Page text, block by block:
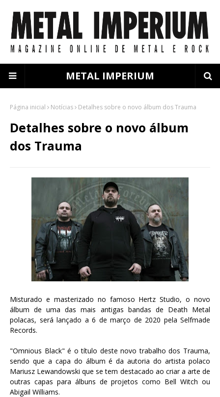
METAL IMPERIUM
Página inicial Notícias Detalhes sobre o novo álbum dos Trauma
Detalhes sobre o novo álbum
dos Trauma
Misturado e masterizado no famoso Hertz Studio, o novo
álbum de uma das mais antigas bandas de Death Metal
polacas, será lançado a 6 de março de 2020 pela Selfmade
Records.
"Omnious Black" é o título deste novo trabalho dos Trauma,
sendo que a capa do álbum é da autoria do artista polaco
Mariusz Lewandowski que se tem destacado ao criar a arte de
outras capas para álbuns de projetos como Bell Witch ou
Abigail Williams.